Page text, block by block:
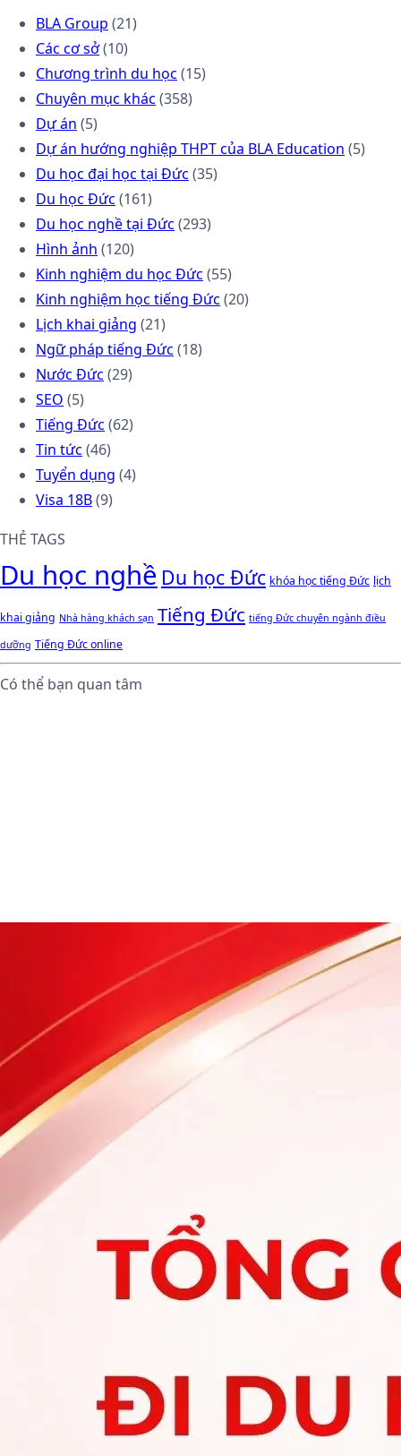
BLA Group (21)
Các cơ sở(10)
Chương trình du học (15)
Chuyên mục khác (358)
Dự án (5)
Dự án hướng nghiệp THPT của BLA Education (5)
Du học đại học tại Đức (35)
Du học Đức (161)
Du học nghề tại Đức (293)
Hình ảnh (120)
Kinh nghiệm du học Đức (55)
Kinh nghiệm học tiếng Đức (20)
Lịch khai giảng (21)
Ngữ pháp tiếng Đức (18)
Nước Đức (29)
SEO (5)
Tiếng Đức (62)
Tin tức (46)
Tuyển dụng (4)
Visa 18B(9)
THẺ TAGS
Du học nghề Du học Đức khóa học tiếng Đức lịch
khai giảng Nhà hàng khách sạn Tiếng Đức tiếng Đức chuyên ngành điều
dưỡng Tiếng Đức online
Có thể bạn quan tâm